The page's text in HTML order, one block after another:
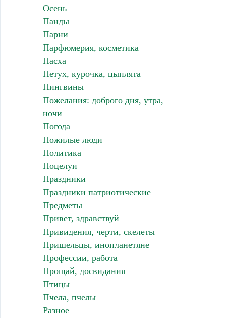
Осень
Панды
Парни
Парфюмерия, косметика
Пасха
Петух, курочка, цыплята
Пингвины
Пожелания: доброго дня, утра,
ночи
Погода
Пожилые люди
Политика
Поцелуи
Праздники
Праздники патриотические
Предметы
Привет, здравствуй
Привидения, черти, скелеты
Пришельцы, инопланетяне
Профессии, работа
Прощай, досвидания
Птицы
Пчела, пчелы
Разное